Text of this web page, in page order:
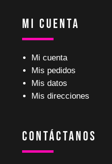
Mi Cuenta
Mi cuenta
Mis pedidos
Mis datos
Mis direcciones
Contáctanos